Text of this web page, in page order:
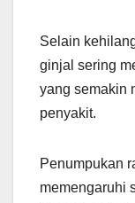
Selain
ginjal sering
yang semakin
penyakit.
Penumpukan
memengaruhi